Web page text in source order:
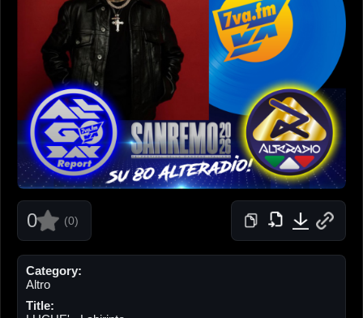
0 (0)
Category:
Altro
Title: